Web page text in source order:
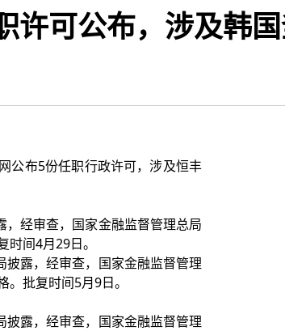
许可公布，涉及韩
布5份任职行政许可，涉及恒丰
经审查，国家金融监督管理总局
间4月29日。
披露，经审查，国家金融监督管理
批复时间5月9日。
披露，经审查，国家金融监督管理